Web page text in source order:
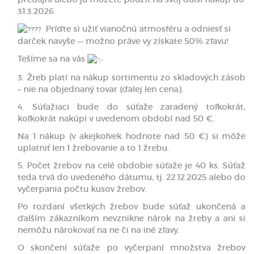
31.3.2026.
Príďte si užiť vianočnú atmosféru a odniesť si
darček navyše — možno práve vy získate 50% zľavu!
Tešíme sa na vás
3. Žreb platí na nákup sortimentu zo skladových zásob
– nie na objednaný tovar (ďalej len cena).
4. Súťažiaci bude do súťaže zaradený toľkokrát,
koľkokrát nakúpi v uvedenom období nad 50 €.
Na 1 nákup (v akejkoľvek hodnote nad 50 €) si môže
uplatniť len 1 žrebovanie a to 1 žrebu.
5. Počet žrebov na celé obdobie súťaže je 40 ks. Súťaž
teda trvá do uvedeného dátumu, tj. 22.12.2025 alebo do
vyčerpania počtu kusov žrebov.
Po rozdaní všetkých žrebov bude súťaž ukončená a
ďalším zákazníkom nevznikne nárok na žreby a ani si
nemôžu nárokovať na ne či na iné zľavy.
O skončení súťaže po vyčerpaní množstva žrebov